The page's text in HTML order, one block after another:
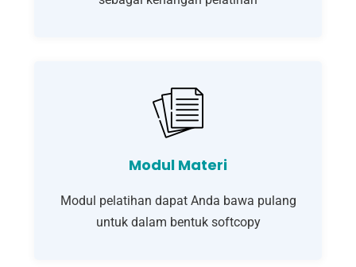
Modul Materi
Modul pelatihan dapat Anda bawa pulang
untuk dalam bentuk softcopy